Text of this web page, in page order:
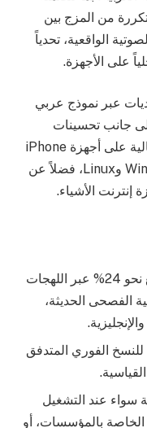
من المزج بين
الواقعية، تحدياً
على الأجهزة.
عبر نموذج عربي
جانب تحسينات
تشغيلية دقيقة تتيح له العمل بكفاءة عالية على أجهزة iPhone
وAndroid وMacBook وأجهزة Windows وLinux، فضلاً عن
إنترنت الأشياء.
معدل خطأ في الكلمات (WER) يبلغ نحو 24% عبر اللهجات
الفصحى الحديثة،
150 ميلي ثانية للنسخ الفوري المتدفق
سواء عند التشغيل
الخاصة بالمؤسسات، أو